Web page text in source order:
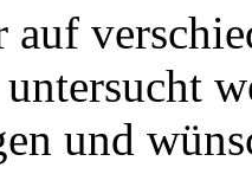
auf
untersucht
und